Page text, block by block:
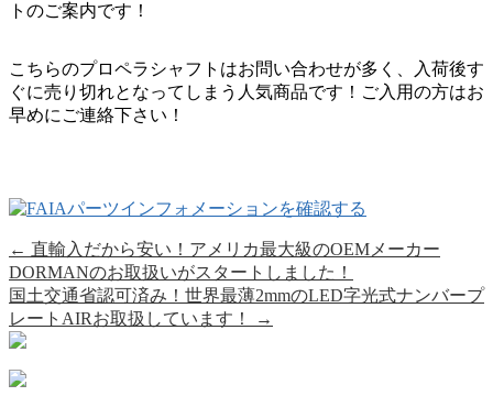
トのご案内です！
こちらのプロペラシャフトはお問い合わせが多く、入荷後す
ぐに売り切れとなってしまう人気商品です！ご入用の方はお
早めにご連絡下さい！
← 直輸入だから安い！アメリカ最大級のOEMメーカー
DORMANのお取扱いがスタートしました！
国土交通省認可済み！世界最薄2mmのLED字光式ナンバープ
レートAIRお取扱しています！
→